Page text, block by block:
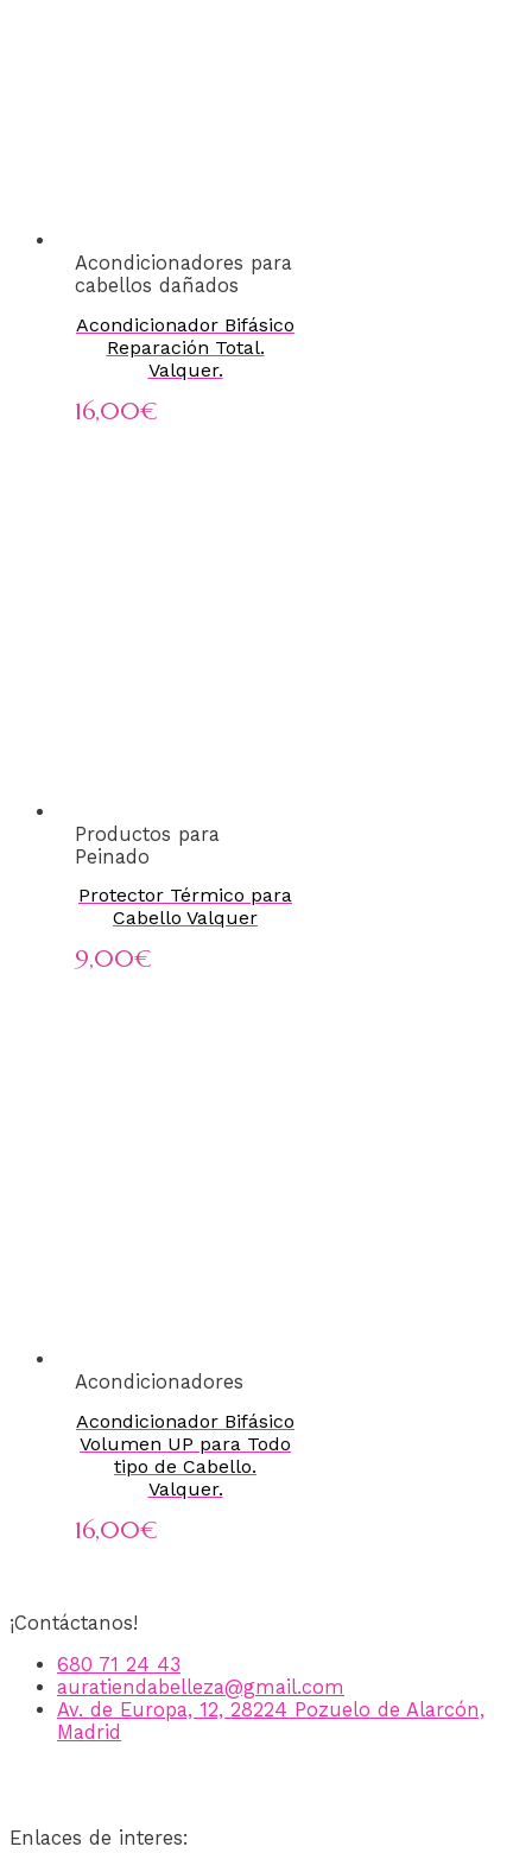
Acondicionadores para
cabellos dañados
Acondicionador Bifásico
Reparación Total.
Valquer.
16,00€
Productos para
Peinado
Protector Térmico para
Cabello Valquer
9,00€
Acondicionadores
Acondicionador Bifásico
Volumen UP para Todo
tipo de Cabello.
Valquer.
16,00€
¡Contáctanos!
680 71 24 43
auratiendabelleza@gmail.com
Av. de Europa, 12, 28224 Pozuelo de Alarcón,
Madrid
Enlaces de interes: